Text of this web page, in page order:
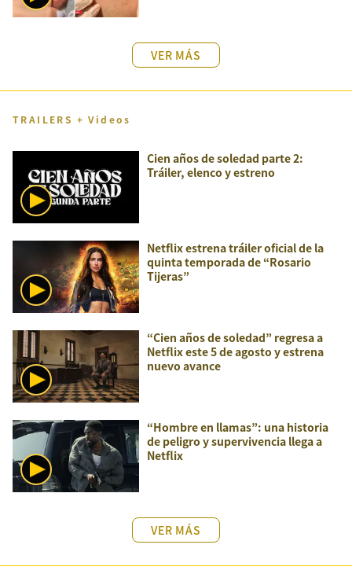
VER MÁS
TRAILERS + Videos
Cien años de soledad parte 2:
Tráiler, elenco y estreno
Netflix estrena tráiler oficial de la
quinta temporada de “Rosario
Tijeras”
“Cien años de soledad” regresa a
Netflix este 5 de agosto y estrena
nuevo avance
“Hombre en llamas”: una historia
de peligro y supervivencia llega a
Netflix
VER MÁS